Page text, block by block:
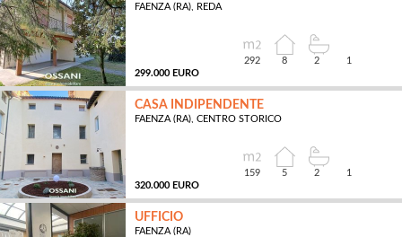
FAENZA (RA), REDA
299.000 EURO
292 8 2 1
CASA INDIPENDENTE
FAENZA (RA), CENTRO STORICO
320.000 EURO
159 5 2 1
UFFICIO
FAENZA (RA)